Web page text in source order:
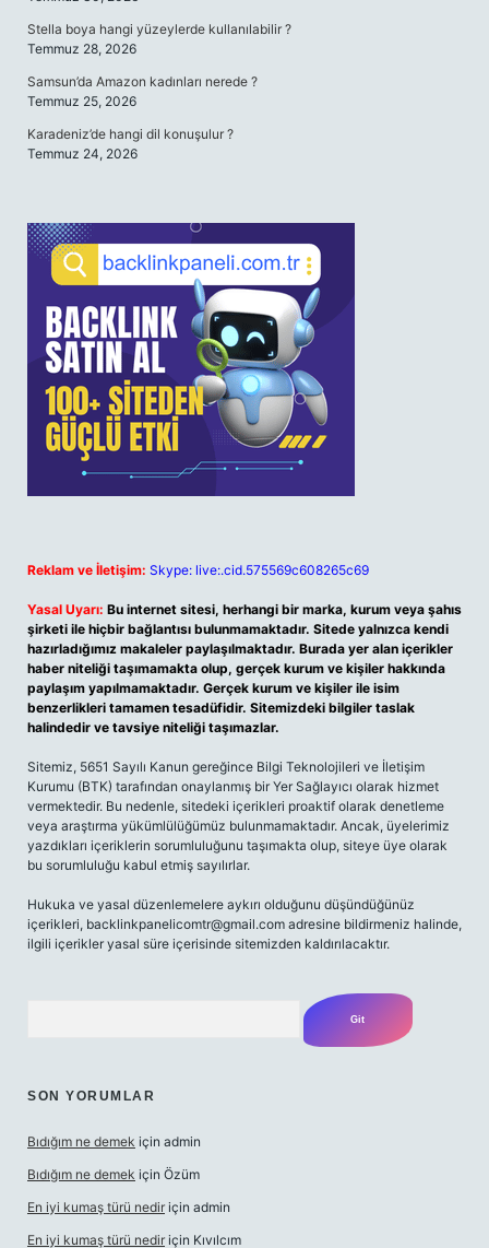
Stella boya hangi yüzeylerde kullanılabilir ?
Temmuz 28, 2026
Samsun’da Amazon kadınları nerede ?
Temmuz 25, 2026
Karadeniz’de hangi dil konuşulur ?
Temmuz 24, 2026
Reklam ve İletişim: Skype: live:.cid.575569c608265c69
Yasal Uyarı: Bu internet sitesi, herhangi bir marka, kurum veya şahıs
şirketi ile hiçbir bağlantısı bulunmamaktadır. Sitede yalnızca kendi
hazırladığımız makaleler paylaşılmaktadır. Burada yer alan içerikler
haber niteliği taşımamakta olup, gerçek kurum ve kişiler hakkında
paylaşım yapılmamaktadır. Gerçek kurum ve kişiler ile isim
benzerlikleri tamamen tesadüfidir. Sitemizdeki bilgiler taslak
halindedir ve tavsiye niteliği taşımazlar.
Sitemiz, 5651 Sayılı Kanun gereğince Bilgi Teknolojileri ve İletişim
Kurumu (BTK) tarafından onaylanmış bir Yer Sağlayıcı olarak hizmet
vermektedir. Bu nedenle, sitedeki içerikleri proaktif olarak denetleme
veya araştırma yükümlülüğümüz bulunmamaktadır. Ancak, üyelerimiz
yazdıkları içeriklerin sorumluluğunu taşımakta olup, siteye üye olarak
bu sorumluluğu kabul etmiş sayılırlar.
Hukuka ve yasal düzenlemelere aykırı olduğunu düşündüğünüz
içerikleri, backlinkpanelicomtr@gmail.com adresine bildirmeniz halinde,
ilgili içerikler yasal süre içerisinde sitemizden kaldırılacaktır.
SON YORUMLAR
Bıdığım ne demek için admin
Bıdığım ne demek için Özüm
En iyi kumaş türü nedir için admin
En iyi kumaş türü nedir için Kıvılcım